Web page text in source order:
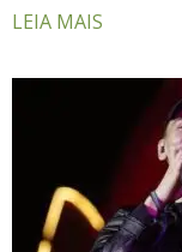
LEIA MAIS